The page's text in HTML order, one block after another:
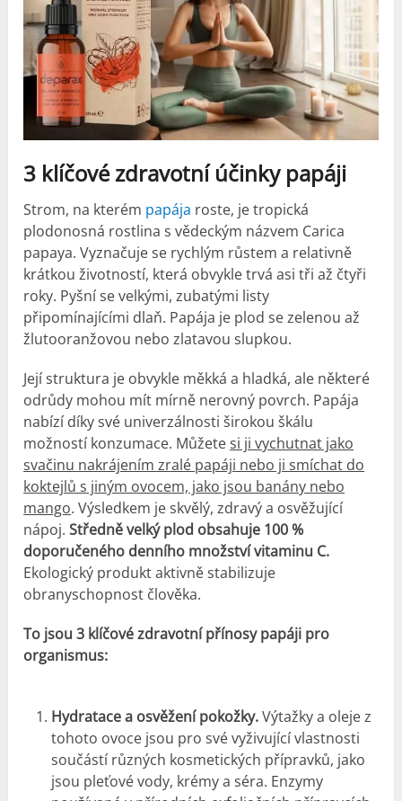
3 klíčové zdravotní účinky papáji
Strom, na kterém papája roste, je tropická
plodonosná rostlina s vědeckým názvem Carica
papaya. Vyznačuje se rychlým růstem a relativně
krátkou životností, která obvykle trvá asi tři až čtyři
roky. Pyšní se velkými, zubatými listy
připomínajícími dlaň. Papája je plod se zelenou až
žlutooranžovou nebo zlatavou slupkou.
Její struktura je obvykle měkká a hladká, ale některé
odrůdy mohou mít mírně nerovný povrch. Papája
nabízí díky své univerzálnosti širokou škálu
možností konzumace. Můžetesi ji vychutnat jako
svačinu nakrájením zralé papáji nebo ji smíchat do
koktejlů s jiným ovocem, jako jsou banány nebo
mango. Výsledkem je skvělý, zdravý a osvěžující
nápoj.Středně velký plod obsahuje 100 %
doporučeného denního množství vitaminu C.
Ekologický produkt aktivně stabilizuje
obranyschopnost člověka.
To jsou 3 klíčové zdravotní přínosy papáji pro
organismus:
Hydratace a osvěžení pokožky.Výtažky a oleje z
tohoto ovoce jsou pro své vyživující vlastnosti
součástí různých kosmetických přípravků, jako
jsou pleťové vody, krémy a séra. Enzymy